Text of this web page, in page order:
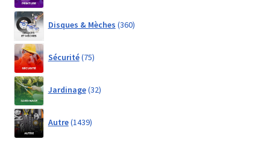
Disques & Mèches 360products
Sécurité 75products
Jardinage 32products
Autre 1439products